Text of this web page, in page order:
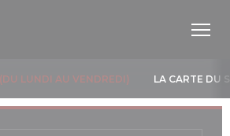
LUNDI AU VENDREDI) LA CARTE DU